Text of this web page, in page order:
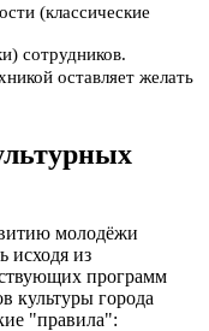
(классические
сотрудников.
оставляет желать
молодёжи
исходя из
программ
культуры города
"правила":